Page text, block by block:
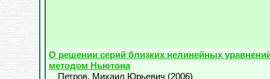
О решении серий близких нелинейных
методом Ньютона
Петров, Михаил Юрьевич (2006)